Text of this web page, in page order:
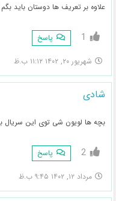
علاوه بر تعریف ها دوستان باید
1 پاسخ
شهریور ۲۰, ۱۴۰۲ ۱۱:۱۲ ب.ظ
شادی
بچه ها لویون شی توی این
2 پاسخ
مرداد ۱۲, ۱۴۰۲ ۹:۴۵ ب.ظ